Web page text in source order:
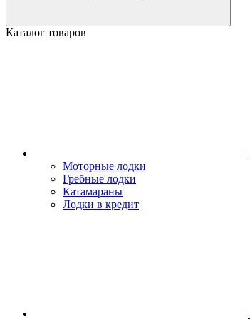
Каталог товаров
Моторные лодки
Гребные лодки
Катамараны
Лодки в кредит